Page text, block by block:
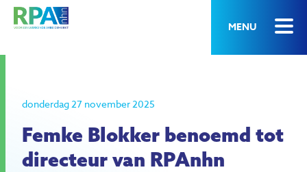
MENU
donderdag 27 november 2025
Femke Blokker benoemd tot
directeur van RPAnhn